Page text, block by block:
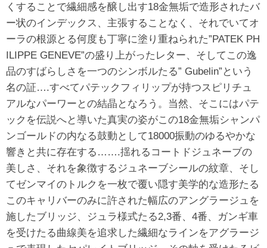
くすることで繊細感を醸し出す18金無垢で造形されたバ
ー状のインデックス、主張することなく、それでいてオ
ーラの根源とる何度も丁寧に塗り重ねられた”PATEK PH
ILIPPE GENEVE”の盛り上がったレター、そしてこの逸
品のすばらしさを一つのシンボルたる” Gubelin”という
名の証….すべてパテックフィリップが持つスピリチュ
アルなパーワーとの結晶となろう。当然、そこにはパテ
ックを伝説へと導いた真実の姿がこの18金無垢シャンパ
ンゴールドの内なる鼓動として18000振動のゆるやかな
響きと共に存在する…….揺れるコートドジュネーブの
美しさ、それを象徴するジュネーブシールの紋章、そし
てゼンマイのトルクを一枚で覆い隠す美学的な造形たる
このキャリバーのみに許された幅広のアングラージュを
施したブリッジ、ジュラ様式たる2,3番、4番、ガンギ車
を受けたる曲線美を追求した繊細なラインをアグラージ